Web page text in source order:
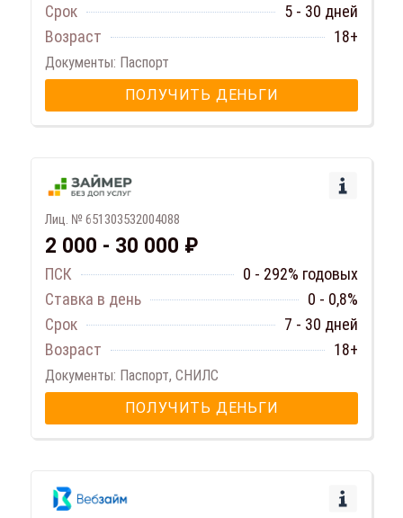
Срок
5 - 30 дней
Возраст
18+
Документы: Паспорт
ПОЛУЧИТЬ ДЕНЬГИ
Лиц. № 651303532004088
2 000 - 30 000 ₽
ПСК
0 - 292% годовых
Ставка в день
0 - 0,8%
Срок
7 - 30 дней
Возраст
18+
Документы: Паспорт, СНИЛС
ПОЛУЧИТЬ ДЕНЬГИ